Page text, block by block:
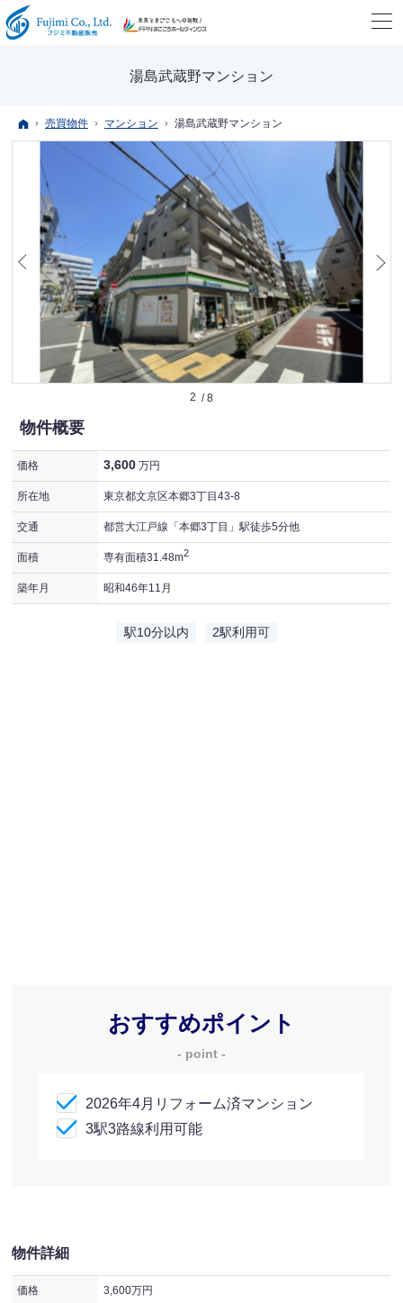
湯島武蔵野マンション
ホーム
売買物件 マンション 湯島武蔵野マンション
2
物件概要
価格 3,600 万円
所在地 東京都文京区本郷3丁目43-8
交通 都営大江戸線「本郷3丁目」駅徒歩5分他
面積 専有面積31.48m2
築年月 昭和46年11月
駅10分以内 2駅利用可
おすすめポイント
- point -
2026年4月リフォーム済マンション
3駅3路線利用可能
物件詳細
価格 3,600万円